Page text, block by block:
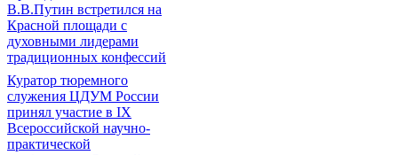
В.В.Путин встретился на
Красной площади с
духовными лидерами
традиционных конфессий
Куратор тюремного
служения ЦДУМ России
принял участие в IX
Всероссийской научно-
практической